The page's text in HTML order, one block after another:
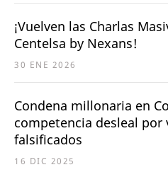
¡Vuelven las Charlas
Centelsa by Nexans!
30 ENE 2026
Condena millonaria en
competencia desleal por
falsificados
16 DIC 2025